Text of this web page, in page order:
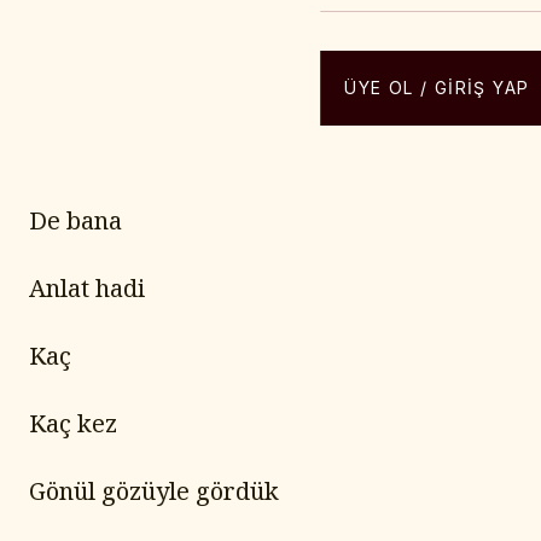
ÜYE OL / GIRIŞ YAP
YAZAR / ŞAIR
Arif DAMAR
De bana
Anlat hadi
Kaç
Kaç kez
Gönül gözüyle gördük